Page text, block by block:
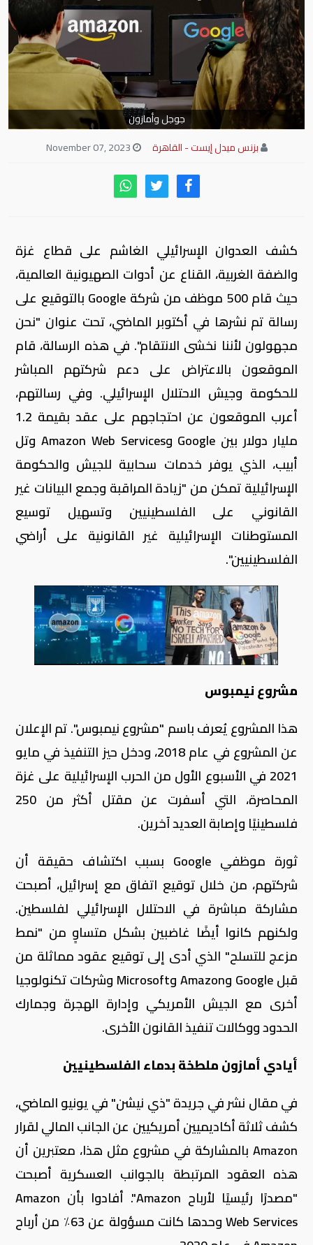
جوجل وأمازون
بزنس ميدل إيست - القاهرة
كشف العدوان الإسرائيلي الغاشم على قطاع غزة
والضفة الغربية، القناع عن أدوات الصهيونية العالمية،
حيث قام 500 موظف من شركة Google بالتوقيع على
رسالة تم نشرها في أكتوبر الماضي، تحت عنوان "نحن
مجهولون لأننا نخشى الانتقام". في هذه الرسالة، قام
الموقعون بالاعتراض على دعم شركتهم المباشر
للحكومة وجيش الاحتلال الإسرائيلي. وفي رسالتهم،
أعرب الموقعون عن احتجاجهم على عقد بقيمة 1.2
مليار دولار بين Google وAmazon Web Services وتل
أبيب، الذي يوفر خدمات سحابية للجيش والحكومة
الإسرائيلية تمكن من "زيادة المراقبة وجمع البيانات غير
القانوني على الفلسطينيين وتسهيل توسيع
المستوطنات الإسرائيلية غير القانونية على أراضي
الفلسطينيين".
مشروع نيمبوس
هذا المشروع يُعرف باسم "مشروع نيمبوس". تم الإعلان
عن المشروع في عام 2018، ودخل حيز التنفيذ في مايو
2021 في الأسبوع الأول من الحرب الإسرائيلية على غزة
المحاصرة، التي أسفرت عن مقتل أكثر من 250
فلسطينيًا وإصابة العديد آخرين.
ثورة موظفي Google بسبب اكتشاف حقيقة أن
شركتهم، من خلال توقيع اتفاق مع إسرائيل، أصبحت
مشاركة مباشرة في الاحتلال الإسرائيلي لفلسطين.
ولكنهم كانوا أيضًا غاضبين بشكل متساوٍ من "نمط
مزعج للتسلح" الذي أدى إلى توقيع عقود مماثلة من
قبل Google وAmazon وMicrosoft وشركات تكنولوجيا
أخرى مع الجيش الأمريكي وإدارة الهجرة وجمارك
الحدود ووكالات تنفيذ القانون الأخرى.
أيادي أمازون ملطخة بدماء الفلسطينيين
في مقال نشر في جريدة "ذي نيشن" في يونيو الماضي،
كشف ثلاثة أكاديميين أمريكيين عن الجانب المالي لقرار
Amazon بالمشاركة في مشروع مثل هذا، معتبرين أن
هذه العقود المرتبطة بالجوانب العسكرية أصبحت
"مصدرًا رئيسيًا لأرباح Amazon". أفادوا بأن Amazon
Web Services وحدها كانت مسؤولة عن 63٪ من أرباح